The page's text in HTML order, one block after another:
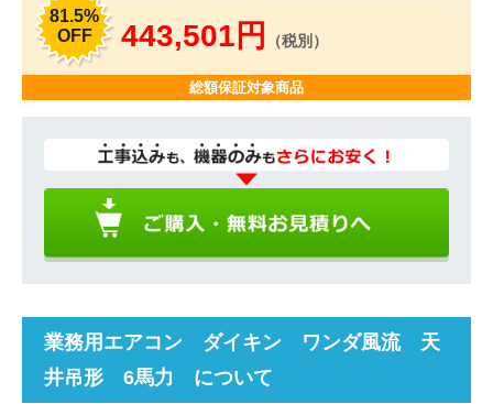
81.5%
OFF
443,501円 （税別）
総額保証対象商品
業務用エアコン ダイキン ワンダ風流 天
井吊形 6馬力 について